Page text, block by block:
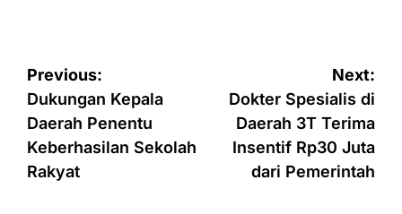
Post
navigation
Previous:
Dukungan Kepala
Daerah Penentu
Keberhasilan Sekolah
Rakyat
Next:
Dokter Spesialis di
Daerah 3T Terima
Insentif Rp30 Juta
dari Pemerintah